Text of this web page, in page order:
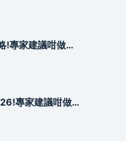
!專家建議咁做…
專家建議咁做…